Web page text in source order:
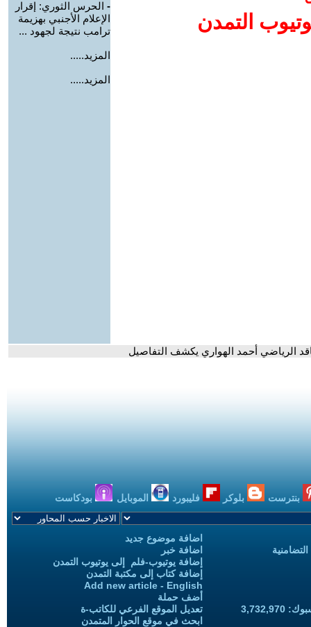
التمدن
- الحرس الثوري: إقرار
الإعلام الأجنبي بهزيمة
ترامب نتيجة لجهود ...
المزيد.....
المزيد.....
الرياضي أحمد الهواري يكشف التفاصيل
بنترست بلوكر فليبورد الموبايل بودكاست
اضافة موضوع جديد
اضافة خبر
إضافة يوتيوب-فلم إلى يوتيوب التمدن
إضافة كتاب إلى مكتبة التمدن
Add new article - English
أضف حملة
تعديل الموقع الفرعي للكاتب-ة
ابحث في موقع الحوار المتمدن